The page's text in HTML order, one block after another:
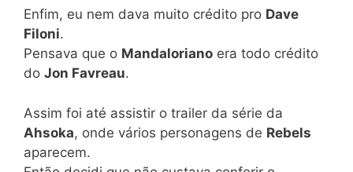
Enfim, eu nem dava muito crédito pro Dave
Filoni.
Pensava que o Mandaloriano era todo crédito
do Jon Favreau.
Assim foi até assistir o trailer da série da
Ahsoka, onde vários personagens de Rebels
aparecem.